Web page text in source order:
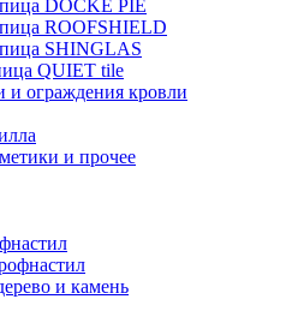
DOCKE PIE
ROOFSHIELD
SHINGLAS
QUIET tile
и ограждения кровли
и прочее
и камень